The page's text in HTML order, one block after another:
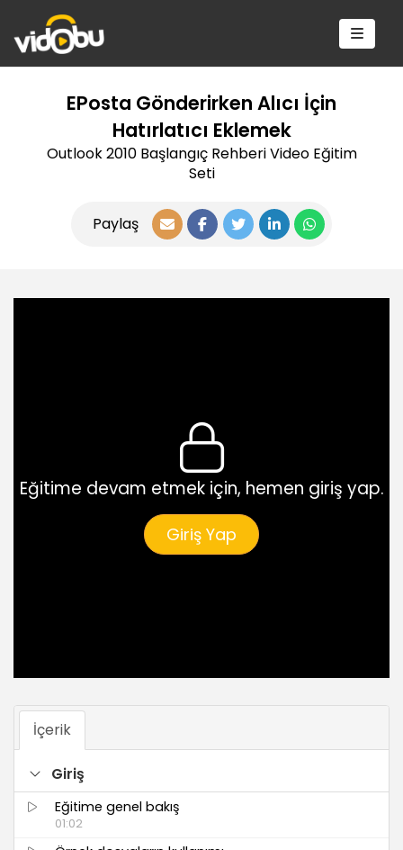
EPosta Gönderirken Alıcı İçin
Hatırlatıcı Eklemek
Outlook 2010 Başlangıç Rehberi Video Eğitim
Seti
Paylaş
Eğitime devam etmek için, hemen giriş yap.
Giriş Yap
İçerik
Giriş
Eğitime genel bakış
01:02